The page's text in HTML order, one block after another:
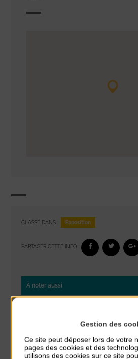
CLASSÉ DANS : Exposition
PARTAGER CETTE INFO :
À noter aussi
Place du Général de Gaulle
Concert
Gestion des
Ce site peut déposer lors de votre
pages des cookies et des
utilisons des cookies sur ce site